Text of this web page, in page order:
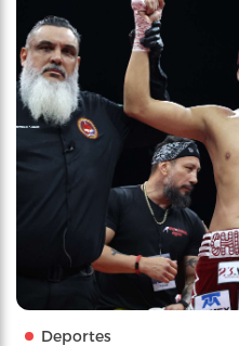
Deportes